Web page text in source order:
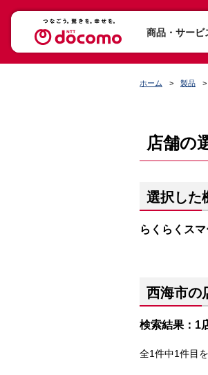
商品・サービ
ホーム 製品
店舗の
選択した
らくらくス
西海市の
検索結果：1
全1件中1件目